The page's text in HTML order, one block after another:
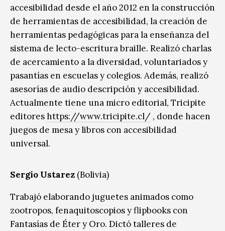
accesibilidad desde el año 2012 en la construcción
de herramientas de accesibilidad, la creación de
herramientas pedagógicas para la enseñanza del
sistema de lecto-escritura braille. Realizó charlas
de acercamiento a la diversidad, voluntariados y
pasantías en escuelas y colegios. Además, realizó
asesorías de audio descripción y accesibilidad.
Actualmente tiene una micro editorial, Tricipite
editoreshttps://www.tricipite.cl/ , donde hacen
juegos de mesa y libros con accesibilidad
universal.
Sergio Ustarez (Bolivia)
Trabajó elaborando juguetes animados como
zootropos, fenaquitoscopios y flipbooks con
Fantasías de Éter y Oro. Dictó talleres de